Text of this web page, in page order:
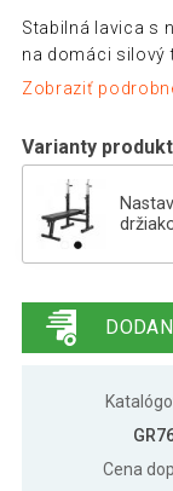
Stabilná lavica s
na domáci silový
Zobraziť
Varianty
lavica
Cena